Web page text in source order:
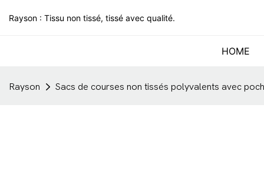
Rayson : Tissu non tissé, tissé avec qualité.
HOME
Rayson Sacs de courses non tissés polyvalents avec